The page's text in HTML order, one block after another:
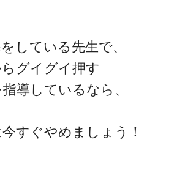
している先生で、
グイグイ押す
導しているなら、
すぐやめましょう！